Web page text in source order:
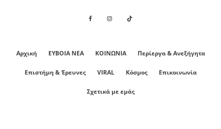
Αρχική ΕΥΒΟΙΑ ΝΕΑ ΚΟΙΝΩΝΙΑ Περίεργα & Ανεξήγητα
Επιστήμη & Έρευνες VIRAL Κόσμος Επικοινωνία
Σχετικά με εμάς